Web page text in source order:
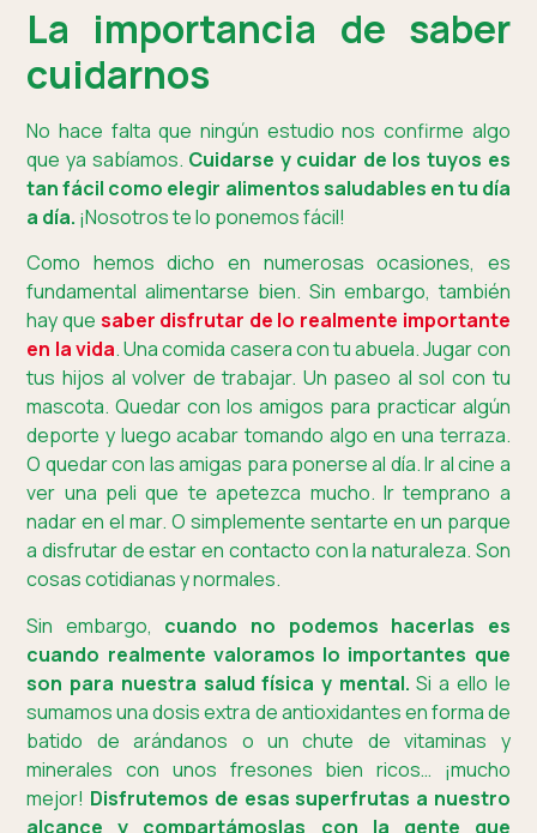
La importancia de saber
cuidarnos
No hace falta que ningún estudio nos confirme algo
que ya sabíamos. Cuidarse y cuidar de los tuyos es
tan fácil como elegir alimentos saludables en tu día
a día. ¡Nosotros te lo ponemos fácil!
Como hemos dicho en numerosas ocasiones, es
fundamental alimentarse bien. Sin embargo, también
hay que saber disfrutar de lo realmente importante
en la vida. Una comida casera con tu abuela. Jugar con
tus hijos al volver de trabajar. Un paseo al sol con tu
mascota. Quedar con los amigos para practicar algún
deporte y luego acabar tomando algo en una terraza.
O quedar con las amigas para ponerse al día. Ir al cine a
ver una peli que te apetezca mucho. Ir temprano a
nadar en el mar. O simplemente sentarte en un parque
a disfrutar de estar en contacto con la naturaleza. Son
cosas cotidianas y normales.
Sin embargo, cuando no podemos hacerlas es
cuando realmente valoramos lo importantes que
son para nuestra salud física y mental. Si a ello le
sumamos una dosis extra de antioxidantes en forma de
batido de arándanos o un chute de vitaminas y
minerales con unos fresones bien ricos… ¡mucho
mejor! Disfrutemos de esas superfrutas a nuestro
alcance y compartámoslas con la gente que